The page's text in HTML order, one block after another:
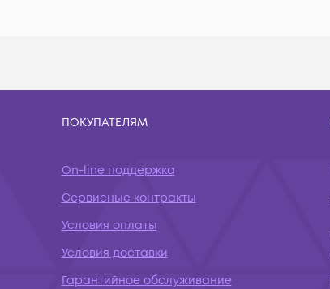
ПОКУПАТЕЛЯМ
On-line поддержка
Сервисные контракты
Условия оплаты
Условия доставки
Гарантийное обслуживание